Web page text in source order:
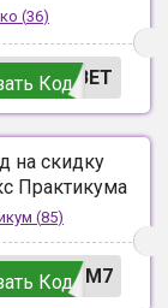
(36)
ВЕТ
Код
на скидку
Практикума
(85)
UM7
Код